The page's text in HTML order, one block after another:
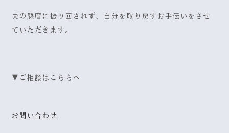
夫の態度に振り回されず、自分を取り戻すお手伝いをさせ
ていただきます。
▼ご相談はこちらへ
お問い合わせ